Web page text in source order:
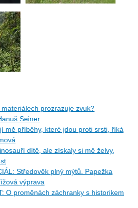
materiálech prozrazuje zvuk?
Seiner
mě příběhy, které jdou proti srsti, říká
dítě, ale získaly si mě želvy,
Středověk plný mýtů. Papežka
výprava
O proměnách záchranky s historikem